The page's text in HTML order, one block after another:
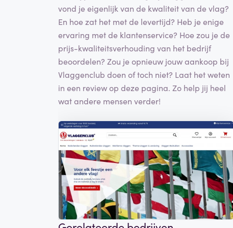
vond je eigenlijk van de kwaliteit van de vlag?
En hoe zat het met de levertijd? Heb je enige
ervaring met de klantenservice? Hoe zou je de
prijs-kwaliteitsverhouding van het bedrijf
beoordelen? Zou je opnieuw jouw aankoop bij
Vlaggenclub doen of toch niet? Laat het weten
in een review op deze pagina. Zo help jij heel
wat andere mensen verder!